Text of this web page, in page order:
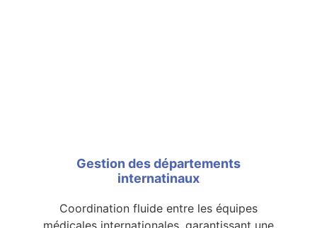
Gestion des départements
internatinaux
Coordination fluide entre les équipes
médicales internationales, garantissant une